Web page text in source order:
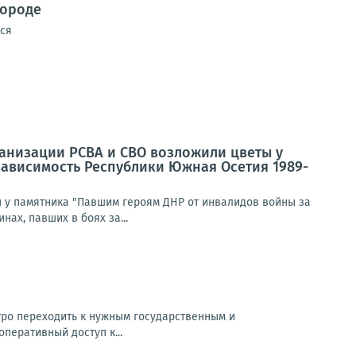
РСВА и СВО возложили цветы у
Республики Южная Осетия 1989-
у памятника "Павшим героям ДНР от инвалидов войны за
павших в боях за...
переходить к нужным государственным и
доступ к...